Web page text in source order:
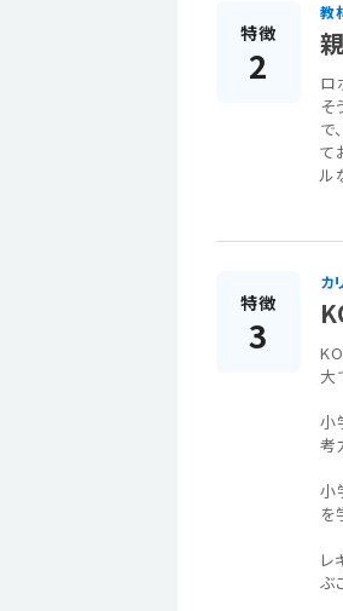
特徴
2
教
ロ
そ
で
て
ル
特徴
3
カ
大
小
考
小
を
レ
ぶ